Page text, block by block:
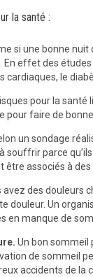
la santé :
si une bonne
effet des
le
pour la
pour faire de
un sondage
souffrir parce
associés à
avez des douleurs
douleur. Un
en manque de
Un bon sommeil
de sommeil
accidents de la